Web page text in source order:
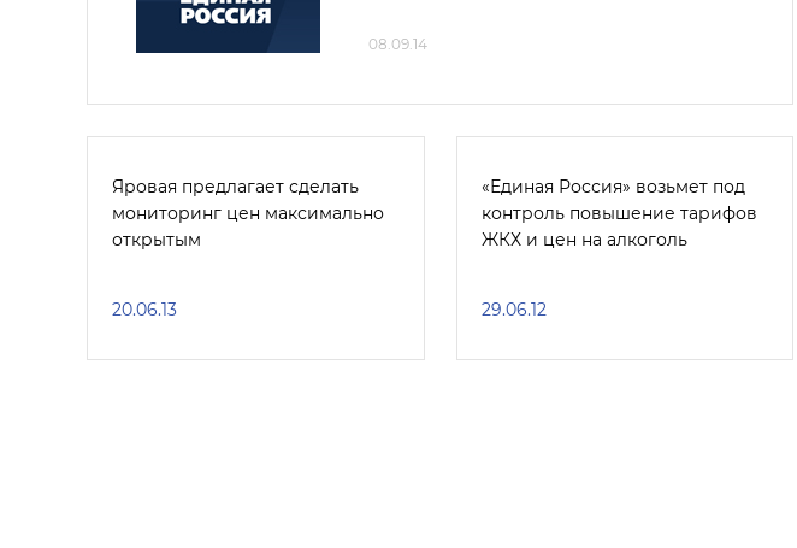
08.09.14
Яровая предлагает сделать
мониторинг цен максимально
открытым
20.06.13
«Единая Россия» возьмет под
контроль повышение тарифов
ЖКХ и цен на алкоголь
29.06.12